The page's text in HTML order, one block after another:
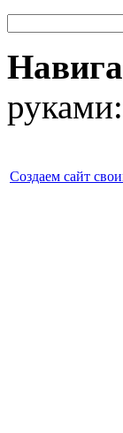
Cоздаем сайт